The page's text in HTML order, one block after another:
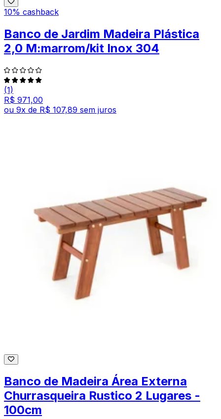
10% cashback
Banco de Jardim Madeira Plástica
2,0 M:marrom/kit Inox 304
(1)
R$ 971,00
ou 9x de R$ 107,89 sem juros
Banco de Madeira Área Externa
Churrasqueira Rustico 2 Lugares -
100cm